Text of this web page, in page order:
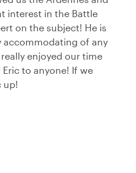
interest in the Battle
on the subject! He is
accommodating of any
enjoyed our time
to anyone! If we
up!